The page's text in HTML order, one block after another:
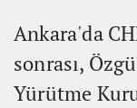
Ankara'da
sonrası,
Yürütme